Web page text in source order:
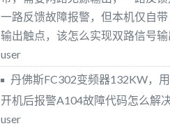
一路反馈故障报警，但本机仅自带
输出触点，该怎么实现双路信号输
user
丹佛斯FC302变频器132KW，用
开机后报警A104故障代码怎么解决
user